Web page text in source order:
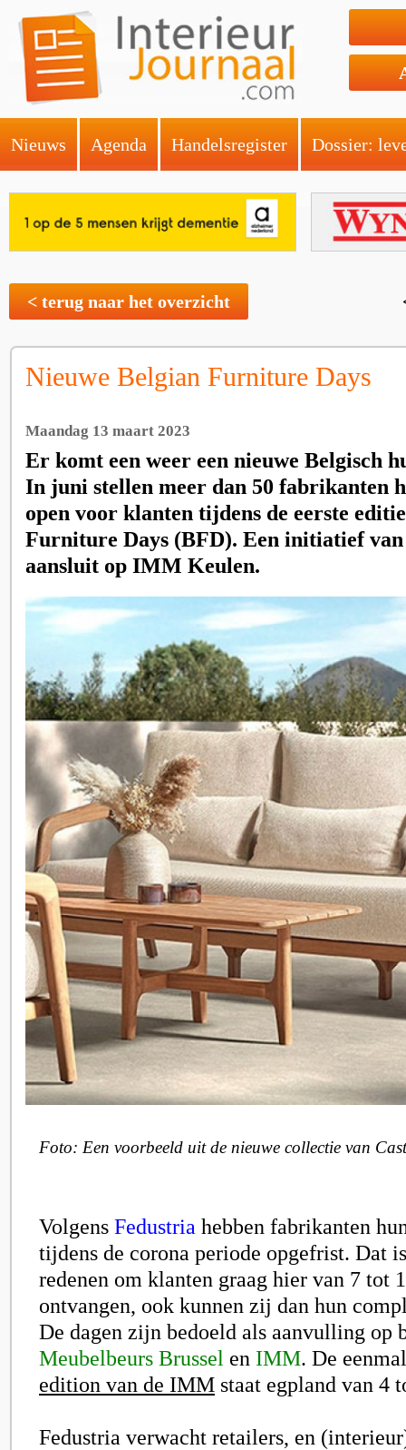
Nieuws Agenda Handelsregister Dossier:
< terug naar het overzicht
Nieuwe Belgian Furniture Days
Maandag 13 maart 2023
Er komt een weer een nieuwe Belgisch
In juni stellen meer dan 50 fabrikanten
open voor klanten tijdens de eerste
Furniture Days (BFD). Een initiatief
aansluit op IMM Keulen.
Foto: Een voorbeeld uit de nieuwe collectie van
Volgens Fedustria hebben fabrikanten
tijdens de corona periode opgefrist. Dat
redenen om klanten graag hier van 7 tot
ontvangen, ook kunnen zij dan hun
De dagen zijn bedoeld als aanvulling op
Meubelbeurs Brussel en IMM. De
edition van de IMM staat egpland van 4
Fedustria verwacht retailers, en